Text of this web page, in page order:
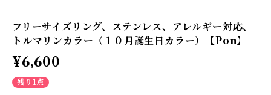
フリーサイズリング、ステンレス、アレルギー対応、
トルマリンカラー（１０月誕生日カラー）【Pon】
¥6,600
残り1点